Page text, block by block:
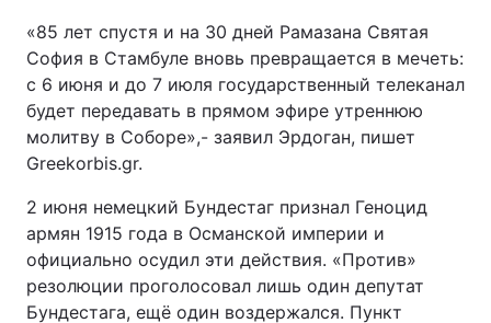
«85 лет спустя и на 30 дней Рамазана Святая
София в Стамбуле вновь превращается в мечеть:
с 6 июня и до 7 июля государственный телеканал
будет передавать в прямом эфире утреннюю
молитву в Соборе»,- заявил Эрдоган, пишет
Greekorbis.gr.
2 июня немецкий Бундестаг признал Геноцид
армян 1915 года в Османской империи и
официально осудил эти действия. «Против»
резолюции проголосовал лишь один депутат
Бундестага, ещё один воздержался. Пункт